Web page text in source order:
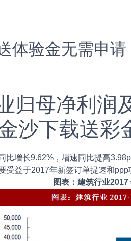
体验金无需申请
归母净利润
沙下载送彩
增长9.62%，增速同比提高
受益于2017年新签订单提速和ppp
图表：建筑行业